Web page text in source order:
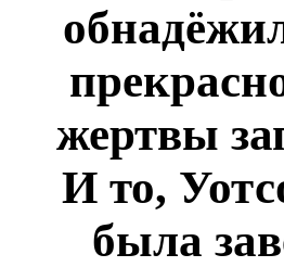
жертвы
И то,
была